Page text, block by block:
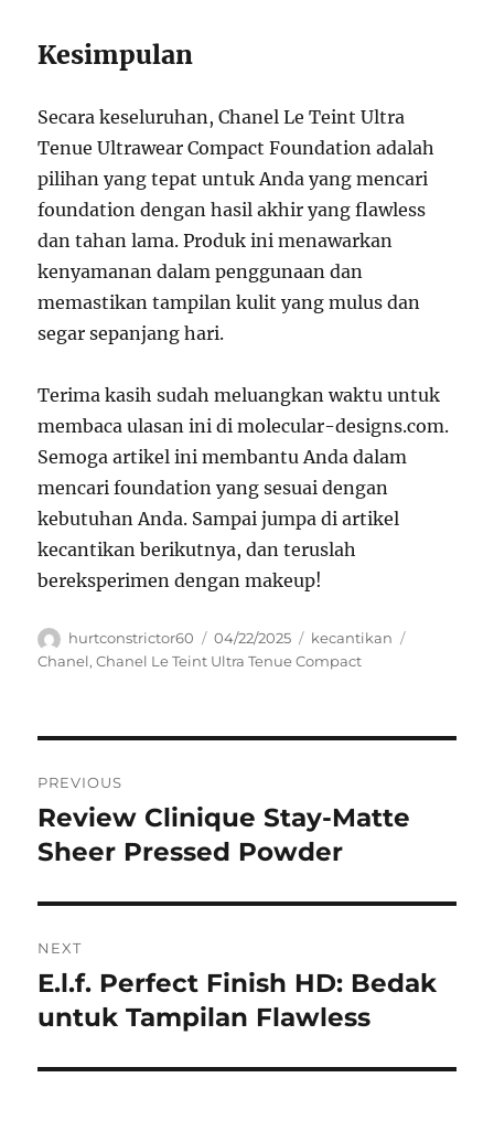
Kesimpulan
Secara keseluruhan, Chanel Le Teint Ultra
Tenue Ultrawear Compact Foundation adalah
pilihan yang tepat untuk Anda yang mencari
foundation dengan hasil akhir yang flawless
dan tahan lama. Produk ini menawarkan
kenyamanan dalam penggunaan dan
memastikan tampilan kulit yang mulus dan
segar sepanjang hari.
Terima kasih sudah meluangkan waktu untuk
membaca ulasan ini di molecular-designs.com.
Semoga artikel ini membantu Anda dalam
mencari foundation yang sesuai dengan
kebutuhan Anda. Sampai jumpa di artikel
kecantikan berikutnya, dan teruslah
bereksperimen dengan makeup!
Author
hurtconstrictor60
Posted
on
04/22/2025 Categories
kecantikan
Chanel,Chanel Le Teint Ultra Tenue Compact
pos
PREVIOUS
Previous
post:
Review Clinique Stay-Matte
Sheer Pressed Powder
NEXT
Next
post:
E.l.f. Perfect Finish HD: Bedak
untuk Tampilan Flawless